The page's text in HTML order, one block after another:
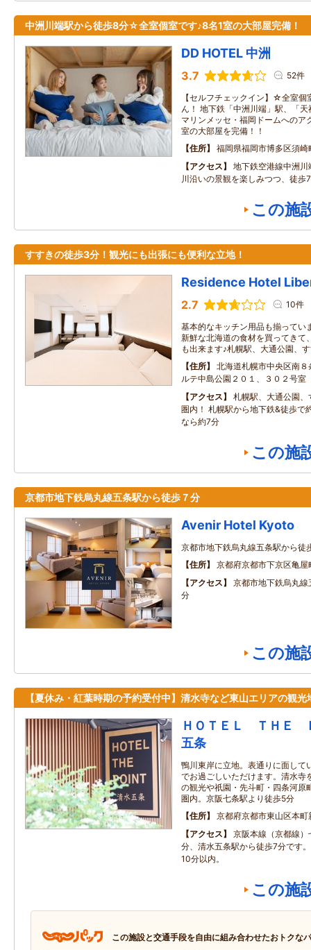
中洲川端駅から徒歩8分☆全室個室です♪8名1室の大部屋完備！
DD HOTEL 中洲
3.7 52件
【セルフチェックイン】☆全室
ん！ 地下鉄「中洲川端」駅、「
マリンメッセ・福岡ドームへのア
室の大部屋を完備！！
住所
福岡県福岡市博多区須崎
アクセス
地下鉄空港線中洲
川沿いの景観を楽しみつつ、徒歩
この施
すすきの徒歩3分！観光にも出張にも便利な立地！
Residence Hotel
2.7 10件
基本的なキッチン用品も揃ってい
新鮮な北海道の食材を買ってきて
も出来ます♪札幌駅、大通公園、
住所
北海道札幌市中央区南
ルテ中島公園２０１、３０２号室
アクセス
札幌駅、大通公園
圏内！ 札幌駅から地下鉄&徒歩で
なら約7分
この施
京都市地下鉄烏丸線五条駅から徒歩７分
Avenir Hotel Kyoto
京都市地下鉄烏丸線五条駅から徒
住所
京都府京都市下京区亀屋
アクセス
京都市地下鉄烏丸
分
この施
【夏休み・紅葉時期の予約受付中】清水寺など東山エリアの観光
ＨＯＴＥＬ ＴＨＥ
五条
鴨川東岸に立地。表通りに面して
でお過ごしいただけます。清水寺
の観光や祇園・先斗町・四条河原
圏内。京阪七条駅より徒歩5分
住所
京都府京都市東山区本
アクセス
京阪本線（京都線
分、清水五条駅から徒歩7分です
10分以内。
この施
この施設と交通手段を自由に組み合わせたおトクな